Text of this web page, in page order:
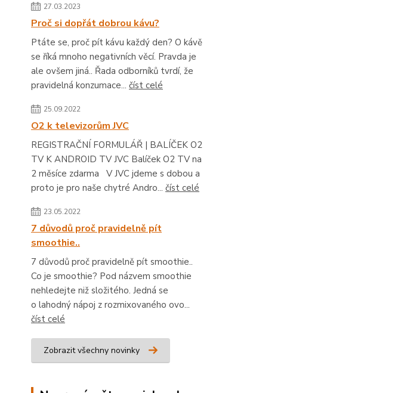
27.03.2023
Proč si dopřát dobrou kávu?
Ptáte se, proč pít kávu každý den? O kávě
se říká mnoho negativních věcí. Pravda je
ale ovšem jiná.. Řada odborníků tvrdí, že
pravidelná konzumace... číst celé
25.09.2022
O2 k televizorům JVC
REGISTRAČNÍ FORMULÁŘ | BALÍČEK O2
TV K ANDROID TV JVC Balíček O2 TV na
2 měsíce zdarma V JVC jdeme s dobou a
proto je pro naše chytré Andro... číst celé
23.05.2022
7 důvodů proč pravidelně pít
smoothie..
7 důvodů proč pravidelně pít smoothie..
Co je smoothie? Pod názvem smoothie
nehledejte niž složitého. Jedná se
o lahodný nápoj z rozmixovaného ovo...
číst celé
Zobrazit všechny novinky